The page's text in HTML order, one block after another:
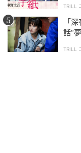
た現代の暮らしに
ず、軽やかなラブ
恋愛のときめきだ
TRILL
「
話“
TRILL